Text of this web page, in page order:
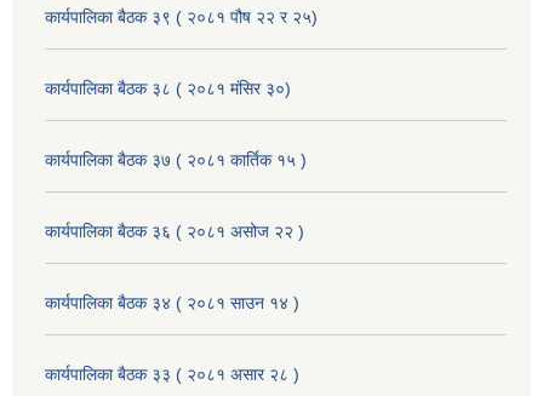
कार्यपालिका बैठक ३९ ( २०८१ पौष २२ र २५)
कार्यपालिका बैठक ३८ ( २०८१ मंसिर ३०)
कार्यपालिका बैठक ३७ ( २०८१ कार्तिक १५ )
कार्यपालिका बैठक ३६ ( २०८१ असोज २२ )
कार्यपालिका बैठक ३४ ( २०८१ साउन १४ )
कार्यपालिका बैठक ३३ ( २०८१ असार २८ )